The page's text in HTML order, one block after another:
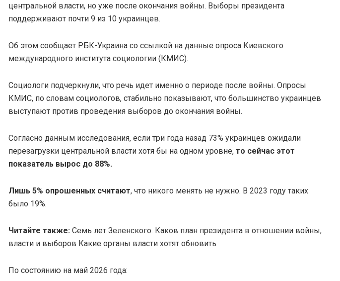
центральной власти, но уже после окончания войны. Выборы президента
поддерживают почти 9 из 10 украинцев.
Об этом сообщает РБК-Украина со ссылкой на данные опроса Киевского
международного института социологии (КМИС).
Социологи подчеркнули, что речь идет именно о периоде после войны. Опросы
КМИС, по словам социологов, стабильно показывают, что большинство украинцев
выступают против проведения выборов до окончания войны.
Согласно данным исследования, если три года назад 73% украинцев ожидали
перезагрузки центральной власти хотя бы на одном уровне, то сейчас этот
показатель вырос до 88%.
Лишь 5% опрошенных считают, что никого менять не нужно. В 2023 году таких
было 19%.
Читайте также: Семь лет Зеленского. Каков план президента в отношении войны,
власти и выборов Какие органы власти хотят обновить
По состоянию на май 2026 года: